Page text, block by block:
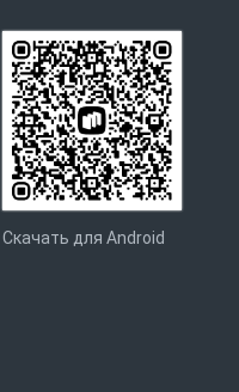
Скачать для Android